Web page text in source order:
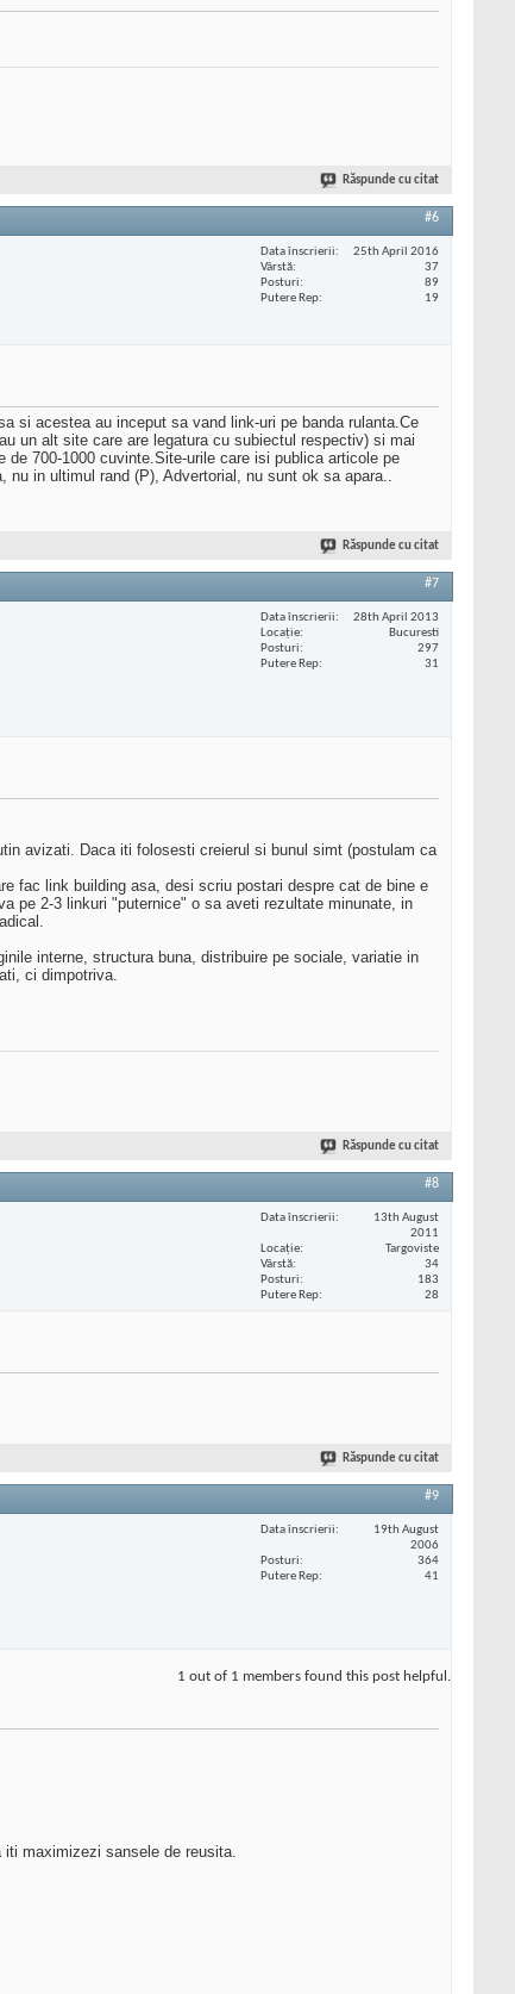
Răspunde cu citat
#6
Data înscrierii
25th April 2016
Vârstă
37
Posturi
89
Putere Rep
19
si acestea au inceput sa vand link-uri pe banda rulanta.Ce
un alt site care are legatura cu subiectul respectiv) si mai
700-1000 cuvinte.Site-urile care isi publica articole pe
in ultimul rand (P), Advertorial, nu sunt ok sa apara..
Răspunde cu citat
#7
Data înscrierii
28th April 2013
Locaţie
Bucuresti
Posturi
297
Putere Rep
31
avizati. Daca iti folosesti creierul si bunul simt (postulam ca
fac link building asa, desi scriu postari despre cat de bine e
pe 2-3 linkuri "puternice" o sa aveti rezultate minunate, in
interne, structura buna, distribuire pe sociale, variatie in
ci dimpotriva.
Răspunde cu citat
#8
Data înscrierii
13th August
2011
Locaţie
Targoviste
Vârstă
34
Posturi
183
Putere Rep
28
Răspunde cu citat
#9
Data înscrierii
19th August
2006
Posturi
364
Putere Rep
41
1 out of 1 members found this post helpful.
maximizezi sansele de reusita.